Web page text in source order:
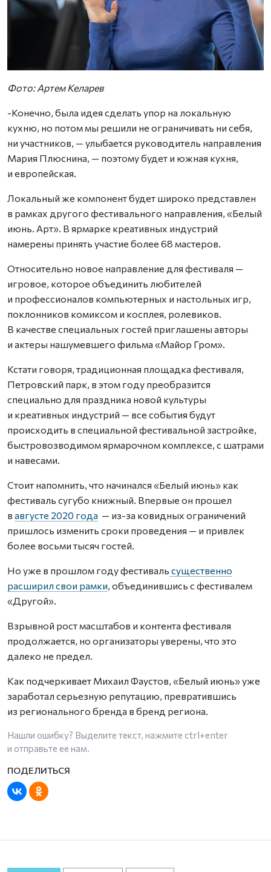
Фото: Артем Келарев
-Конечно, была идея сделать упор на локальную
кухню, но потом мы решили не ограничивать ни себя,
ни участников, — улыбается руководитель направления
Мария Плюснина, — поэтому будет и южная кухня,
и европейская.
Локальный же компонент будет широко представлен
в рамках другого фестивального направления, «Белый
июнь. Арт». В ярмарке креативных индустрий
намерены принять участие более 68 мастеров.
Относительно новое направление для фестиваля —
игровое, которое объединить любителей
и профессионалов компьютерных и настольных игр,
поклонников комиксом и косплея, ролевиков.
В качестве специальных гостей приглашены авторы
и актеры нашумевшего фильма «Майор Гром».
Кстати говоря, традиционная площадка фестиваля,
Петровский парк, в этом году преобразится
специально для праздника новой культуры
и креативных индустрий — все события будут
происходить в специальной фестивальной застройке,
быстровозводимом ярмарочном комплексе, с шатрами
и навесами.
Стоит напомнить, что начинался «Белый июнь» как
фестиваль сугубо книжный. Впервые он прошел
в августе 2020 года — из-за ковидных ограничений
пришлось изменить сроки проведения — и привлек
более восьми тысяч гостей.
Но уже в прошлом году фестиваль существенно
расширил свои рамки, объединившись с фестивалем
«Другой».
Взрывной рост масштабов и контента фестиваля
продолжается, но организаторы уверены, что это
далеко не предел.
Как подчеркивает Михаил Фаустов, «Белый июнь» уже
заработал серьезную репутацию, превратившись
из регионального бренда в бренд региона.
Нашли ошибку? Выделите текст, нажмите ctrl+enter
и отправьте ее нам.